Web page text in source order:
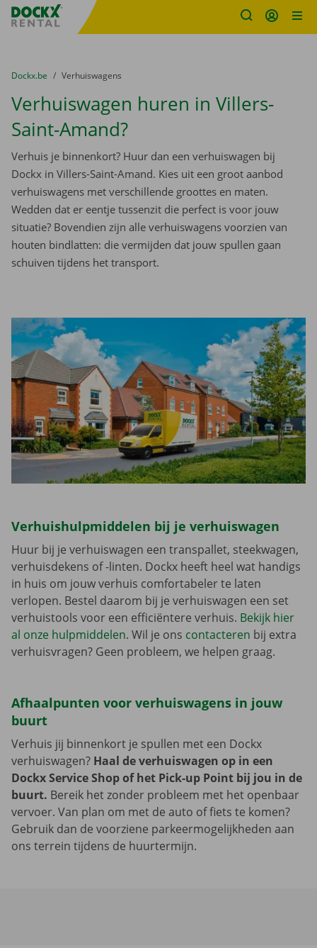
Fratello DEMO
U bevindt zich hier:
van
Dockx.be naar
Verhuiswagens
Verhuiswagen huren in Villers-
Saint-Amand?
Verhuis je binnenkort? Huur dan een verhuiswagen bij
Dockx in Villers-Saint-Amand. Kies uit een groot aanbod
verhuiswagens met verschillende groottes en maten.
Wedden dat er eentje tussenzit die perfect is voor jouw
situatie? Bovendien zijn alle verhuiswagens voorzien van
houten bindlatten: die vermijden dat jouw spullen gaan
schuiven tijdens het transport.
Verhuishulpmiddelen bij je verhuiswagen
Huur bij je verhuiswagen een transpallet, steekwagen,
verhuisdekens of -linten. Dockx heeft heel wat handigs
in huis om jouw verhuis comfortabeler te laten
verlopen. Bestel daarom bij je verhuiswagen een set
verhuistools voor een efficiëntere verhuis. Bekijk hier
al onze hulpmiddelen. Wil je ons contacteren bij extra
verhuisvragen? Geen probleem, we helpen graag.
Afhaalpunten voor verhuiswagens in jouw
buurt
Verhuis jij binnenkort je spullen met een Dockx
verhuiswagen? Haal de verhuiswagen op in een
Dockx Service Shop of het Pick-up Point bij jou in de
buurt. Bereik het zonder probleem met het openbaar
vervoer. Van plan om met de auto of fiets te komen?
Gebruik dan de voorziene parkeermogelijkheden aan
ons terrein tijdens de huurtermijn.